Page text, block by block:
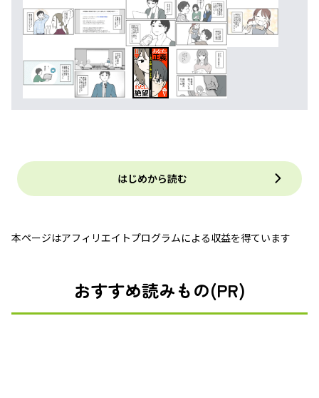
はじめから読む
本ページはアフィリエイトプログラムによる収益を得ています
おすすめ読みもの(PR)